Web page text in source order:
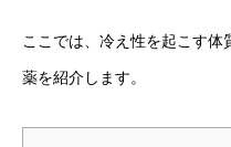
ここでは、冷え性を起こす
薬を紹介します。